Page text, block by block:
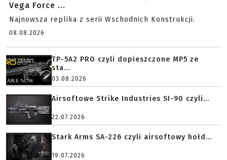
Vega Force ...
Najnowsza replika z serii Wschodnich Konstrukcji.
08.08.2026
TP-5A2 PRO czyli dopieszczone MP5 ze
sta...
03.08.2026
Airsoftowe Strike Industries SI-90 czyli...
22.07.2026
Stark Arms SA-226 czyli airsoftowy hołd...
19.07.2026